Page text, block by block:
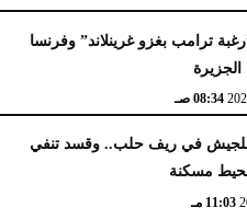
ترامب بغزو غرينلاند” وفرنسا
08:34 صـ
للجيش في ريف حلب.. وقسد تنفي
مسكنة
11:03 مـ